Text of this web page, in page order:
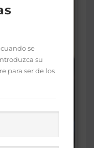
se
su
para ser de los